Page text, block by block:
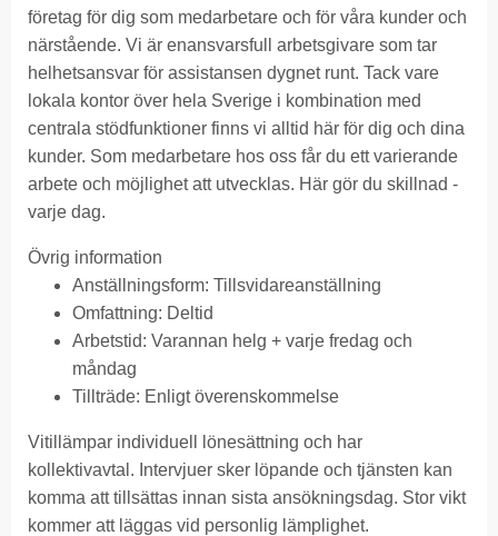
företag för dig som medarbetare och för våra kunder och
närstående. Vi är enansvarsfull arbetsgivare som tar
helhetsansvar för assistansen dygnet runt. Tack vare
lokala kontor över hela Sverige i kombination med
centrala stödfunktioner finns vi alltid här för dig och dina
kunder. Som medarbetare hos oss får du ett varierande
arbete och möjlighet att utvecklas. Här gör du skillnad -
varje dag.
Övrig information
Anställningsform: Tillsvidareanställning
Omfattning: Deltid
Arbetstid: Varannan helg + varje fredag och
måndag
Tillträde: Enligt överenskommelse
Vitillämpar individuell lönesättning och har
kollektivavtal. Intervjuer sker löpande och tjänsten kan
komma att tillsättas innan sista ansökningsdag. Stor vikt
kommer att läggas vid personlig lämplighet.